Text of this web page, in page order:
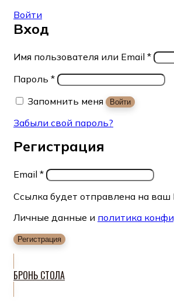
Войти
Вход
Имя пользователя или Email *
Пароль *
Запомнить меня
Войти
Забыли свой пароль?
Регистрация
Email *
Ссылка будет отправлена на ваш
Личные данные и политика
Регистрация
БРОНЬ СТОЛА